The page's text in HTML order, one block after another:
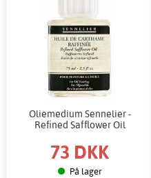
Oliemedium Sennelier -
Refined Safflower Oil
73 DKK
På lager